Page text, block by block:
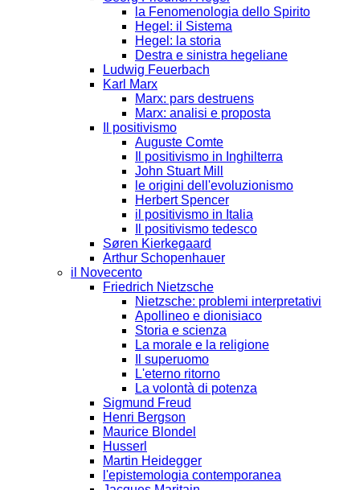
la Fenomenologia dello Spirito
Hegel: il Sistema
Hegel: la storia
Destra e sinistra hegeliane
Ludwig Feuerbach
Karl Marx
Marx: pars destruens
Marx: analisi e proposta
Il positivismo
Auguste Comte
Il positivismo in Inghilterra
John Stuart Mill
le origini dell'evoluzionismo
Herbert Spencer
il positivismo in Italia
Il positivismo tedesco
Søren Kierkegaard
Arthur Schopenhauer
il Novecento
Friedrich Nietzsche
Nietzsche: problemi interpretativi
Apollineo e dionisiaco
Storia e scienza
La morale e la religione
Il superuomo
L'eterno ritorno
La volontà di potenza
Sigmund Freud
Henri Bergson
Maurice Blondel
Husserl
Martin Heidegger
l'epistemologia contemporanea